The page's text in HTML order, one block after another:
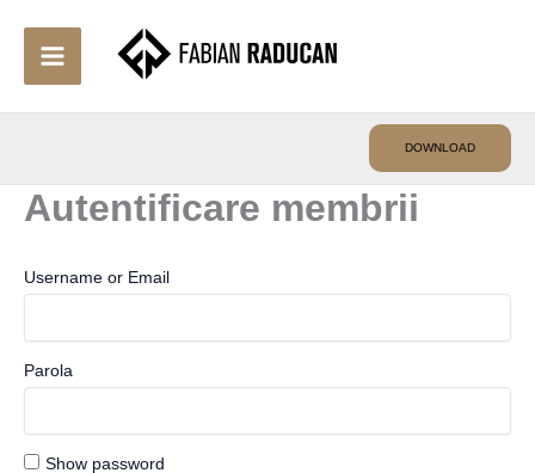
content
DOWNLOAD
Autentificare membrii
Username or Email
Parola
Show password